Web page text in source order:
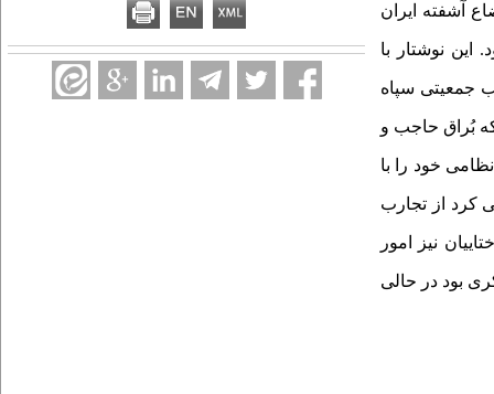
اوضاع آشفته ایران
نوشتار با
جمعیتی سپاه
بُراق حاجب و
خود را با
کرد از تجارب
نیز امور
بود در حالی